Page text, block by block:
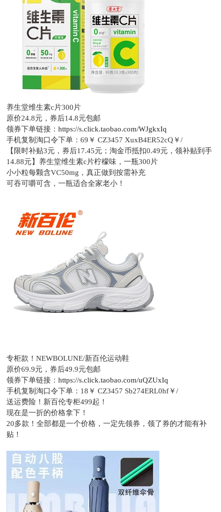
养生堂维生素c片300片
原价24.8元， 券后14.8元包邮
领券下单链接：https://s.click.taobao.com/WJgkxIq
手机复制淘口令下单：69￥ CZ3457 XuxB4ER52cQ￥/
【限时补贴3元，券后17.45元；淘金币抵扣0.49元，领补贴到手
14.88元】养生堂维生素c片柠檬味，一瓶300片
小小粒每颗含VC50mg，真正做到按需补充
可吞可嚼可含，一瓶适合全家老小！
专柜款！NEWBOLUNE/新百伦运动鞋
原价69.9元， 券后49.9元包邮
领券下单链接：https://s.click.taobao.com/uQZUxIq
手机复制淘口令下单： 18￥ CZ3457 Sb274ERL0hf￥/
送运费险！新百伦专柜499起！
现在是一折的价格拿下！
20多款！全部都是一个价格，一定先领券，领了券的才能有补
贴！